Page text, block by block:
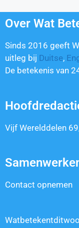
Over Wat
Sinds 2016 geeft
uitleg bij Duitse,
De betekenis van
Vijf Werelddelen
Contact opnemen